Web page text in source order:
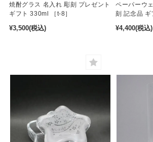
焼酎グラス 名入れ 彫刻 プレゼント
ギフト 330ml ［t-8］
¥3,500(税込)
ペーパーウ
刻 記念品 ギ
¥4,400(税込)